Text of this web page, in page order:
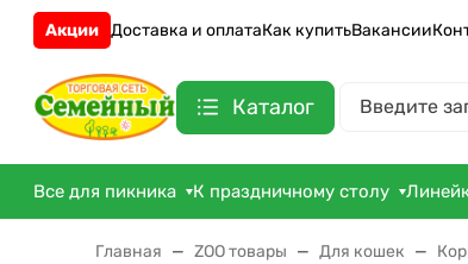
Акции Доставка и оплатаКак купитьВакансии
Каталог
Все для пикника К праздничному столу
Главная ZOO товары Для кошек